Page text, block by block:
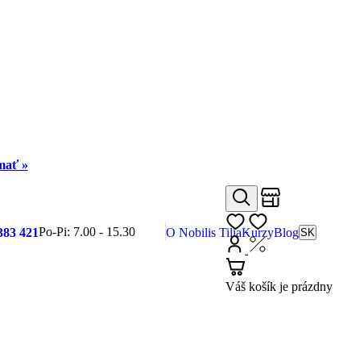
»
421Po-Pi: 7.00 - 15.30 O Nobilis TiliaKurzyBlogSK
Hľadať
Prihlásiť
Nákup s DPH
Váš košík je prázdny